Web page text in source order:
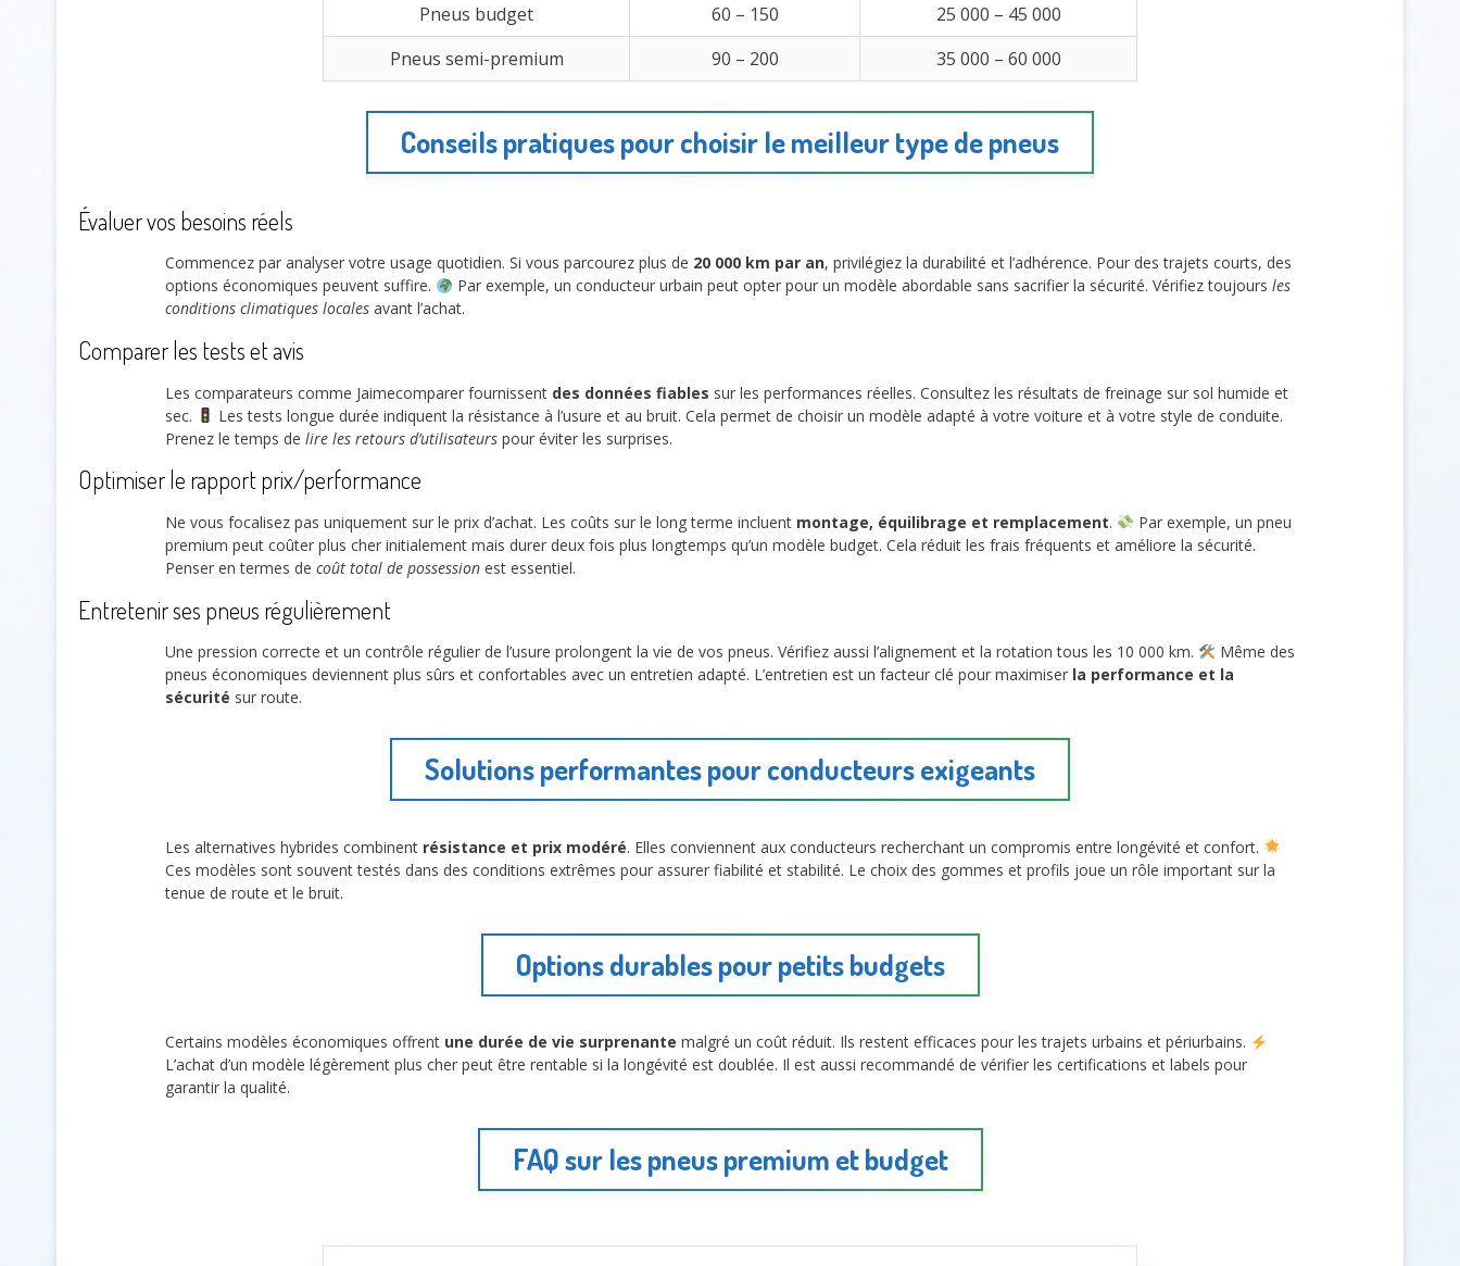
Pneus budget
60 – 150
25 000 – 45 000
Pneus semi-premium
90 – 200 35 000 – 60 000
Conseils pratiques pour choisir le meilleur type de pneus
Évaluer vos besoins réels
Commencez par analyser votre usage quotidien. Si vous parcourez plus de 20 000 km par an, privilégiez la durabilité et l’adhérence. Pour des trajets courts, des
options économiques peuvent suffire.
Par exemple, un conducteur urbain peut opter pour un modèle abordable sans sacrifier la sécurité. Vérifiez toujours les
conditions climatiques locales avant l’achat.
Comparer les tests et avis
Les comparateurs comme Jaimecomparer fournissent des données fiables sur les performances réelles. Consultez les résultats de freinage sur sol humide et
sec.
Les tests longue durée indiquent la résistance à l’usure et au bruit. Cela permet de choisir un modèle adapté à votre voiture et à votre style de conduite.
Prenez le temps de lire les retours d’utilisateurs pour éviter les surprises.
Optimiser le rapport prix/performance
Ne vous focalisez pas uniquement sur le prix d’achat. Les coûts sur le long terme incluent montage, équilibrage et remplacement.
Par exemple, un pneu
premium peut coûter plus cher initialement mais durer deux fois plus longtemps qu’un modèle budget. Cela réduit les frais fréquents et améliore la sécurité.
Penser en termes de coût total de possession est essentiel.
Entretenir ses pneus régulièrement
Une pression correcte et un contrôle régulier de l’usure prolongent la vie de vos pneus. Vérifiez aussi l’alignement et la rotation tous les 10 000 km.
Même des
pneus économiques deviennent plus sûrs et confortables avec un entretien adapté. L’entretien est un facteur clé pour maximiser la performance et la
sécurité sur route.
Solutions performantes pour conducteurs exigeants
Les alternatives hybrides combinent résistance et prix modéré. Elles conviennent aux conducteurs recherchant un compromis entre longévité et confort.
Ces modèles sont souvent testés dans des conditions extrêmes pour assurer fiabilité et stabilité. Le choix des gommes et profils joue un rôle important sur la
tenue de route et le bruit.
Options durables pour petits budgets
Certains modèles économiques offrent une durée de vie surprenante malgré un coût réduit. Ils restent efficaces pour les trajets urbains et périurbains.
L’achat d’un modèle légèrement plus cher peut être rentable si la longévité est doublée. Il est aussi recommandé de vérifier les certifications et labels pour
garantir la qualité.
FAQ sur les pneus premium et budget